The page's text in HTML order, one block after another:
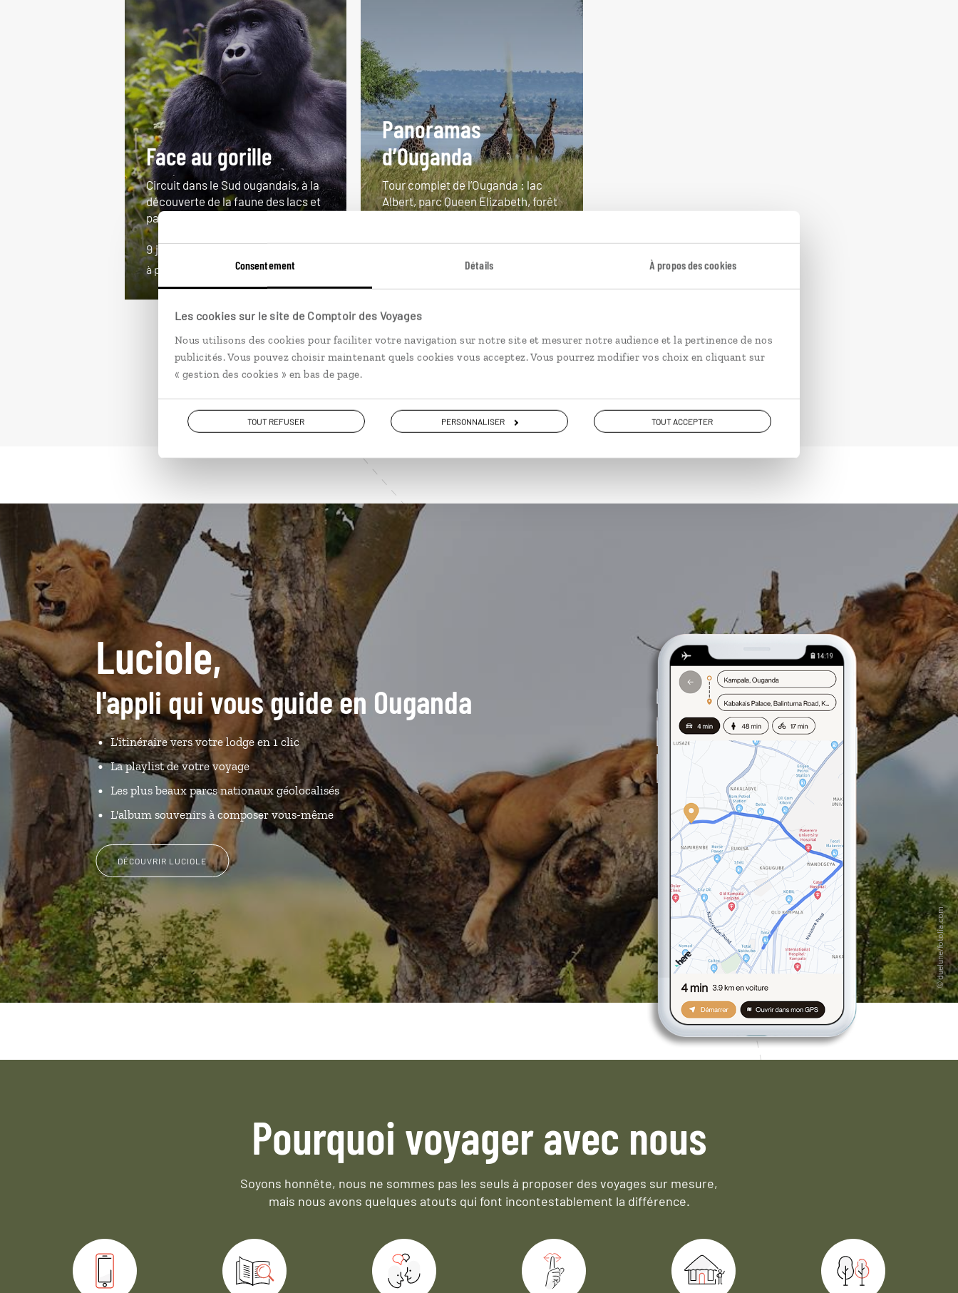
Consentement Détails À propos des cookies
Les cookies sur le site de Comptoir des Voyages
Nous utilisons des cookies pour faciliter votre navigation sur notre site et mesurer notre audience et la pertinence de nos
publicités. Vous pouvez choisir maintenant quels cookies vous acceptez. Vous pourrez modifier vos choix en cliquant sur
« gestion des cookies » en bas de page.
TOUT REFUSER PERSONNALISER TOUT ACCEPTER
Face au gorille
Circuit dans le Sud ougandais, à la
découverte de la faune des lacs et
parcs.
9 jours / 7 nuits
à partir de 3950€
Panoramas
d’Ouganda
Tour complet de l’Ouganda : lac
Albert, parc Queen Elizabeth, forêt
13 jours / 11 nuits
à partir de 5650€
Luciole,
l'appli qui vous guide en Ouganda
L’itinéraire vers votre lodge en 1 clic
La playlist de votre voyage
Les plus beaux parcs nationaux géolocalisés
L'album souvenirs à composer vous-même
DÉCOUVRIR LUCIOLE
Pourquoi voyager avec nous
Soyons honnête, nous ne sommes pas les seuls à proposer des voyages sur mesure,
mais nous avons quelques atouts qui font incontestablement la différence.